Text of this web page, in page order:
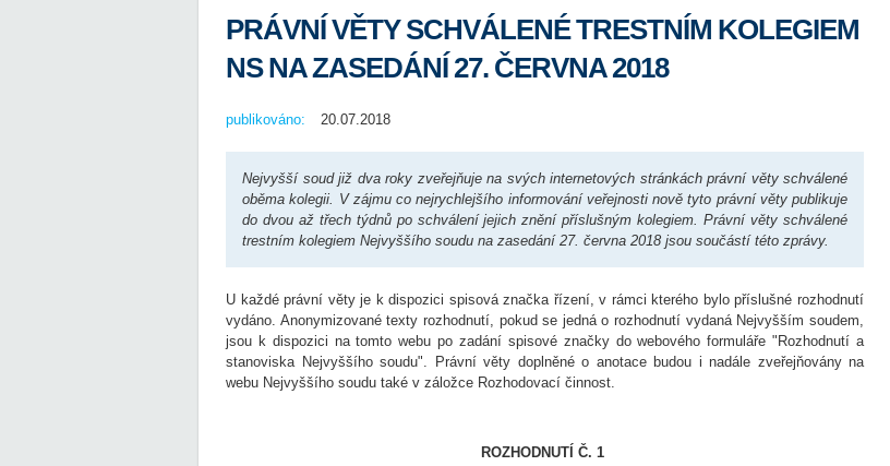
PRÁVNÍ VĚTY SCHVÁLENÉ TRESTNÍM KOLEGIEM
NS NA ZASEDÁNÍ 27. ČERVNA 2018
publikováno: 20.07.2018
Nejvyšší soud již dva roky zveřejňuje na svých internetových stránkách právní věty schválené
oběma kolegii. V zájmu co nejrychlejšího informování veřejnosti nově tyto právní věty publikuje
do dvou až třech týdnů po schválení jejich znění příslušným kolegiem. Právní věty schválené
trestním kolegiem Nejvyššího soudu na zasedání 27. června 2018 jsou součástí této zprávy.
U každé právní věty je k dispozici spisová značka řízení, v rámci kterého bylo příslušné rozhodnutí
vydáno. Anonymizované texty rozhodnutí, pokud se jedná o rozhodnutí vydaná Nejvyšším soudem,
jsou k dispozici na tomto webu po zadání spisové značky do webového formuláře "Rozhodnutí a
stanoviska Nejvyššího soudu". Právní věty doplněné o anotace budou i nadále zveřejňovány na
webu Nejvyššího soudu také v záložce Rozhodovací činnost.
ROZHODNUTÍ Č. 1